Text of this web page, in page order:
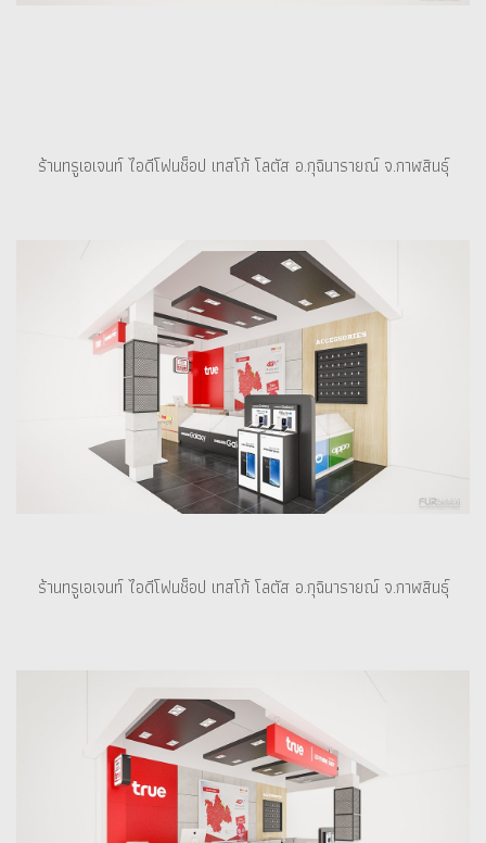
ร้านทรูเอเจนท์ ไอดีโฟนช็อป เทสโก้ โลตัส อ.กุฉินารายณ์ จ.กาฬสินธุ์
ร้านทรูเอเจนท์ ไอดีโฟนช็อป เทสโก้ โลตัส อ.กุฉินารายณ์ จ.กาฬสินธุ์